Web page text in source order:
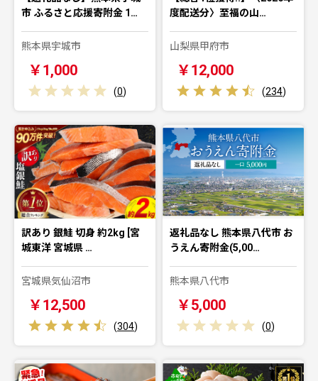
市 ふるさと応援寄附金 1…
熊本県宇城市
￥1,000
(0)
度配送分〉至福の山…
山梨県甲府市
￥12,000
(234)
訳あり 銀鮭 切身 約2kg [宮
城東洋 宮城県 …
宮城県気仙沼市
￥12,500
(304)
返礼品なし 熊本県八代市 お
うえん寄附金(5,00…
熊本県八代市
￥5,000
(0)